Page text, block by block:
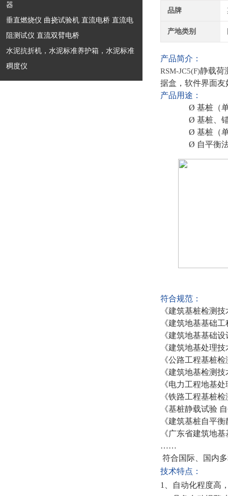
品牌
产地类别
产品简介 ：
RSM-JC5(F)静载荷
据盒，软件界面
产品用途：
Ø 基桩（
Ø 基桩、
Ø 基桩（
Ø 自平衡
符合规范：
《建筑基桩检测
《建筑地基基础
《建筑地基基础
《建筑地基处理
《公路工程基桩
《建筑地基检测
《电力工程地基
《铁路工程基桩
《基桩静载试验
《建筑基桩自平
《广东省建筑地
……
符合国际、国内
技术特点：
1、自动化程度高
器
垂直燃烧仪 曲挠试验机 直流电桥 直流电
阻测试仪 直流双臂电桥
水泥抗折机，水泥标准养护箱，水泥标准
稠度仪